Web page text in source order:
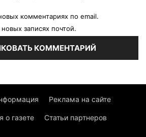
комментариях по email.
записях почтой.
Реклама на сайте
о газете Статьи партнеров